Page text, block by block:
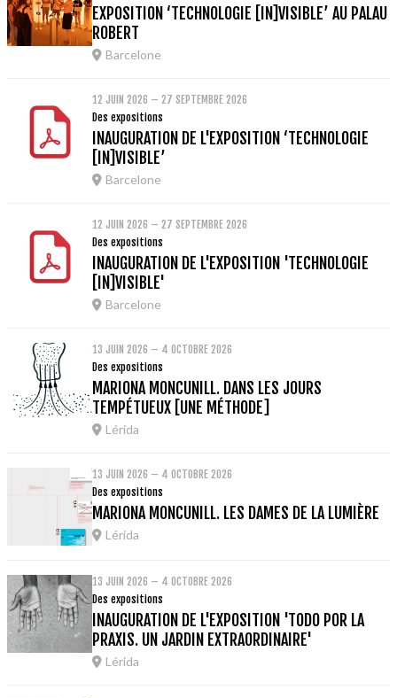
EXPOSITION ‘TECHNOLOGIE [IN]VISIBLE’ AU PALAU
ROBERT
Barcelone
12 JUIN 2026 – 27 SEPTEMBRE 2026
Des expositions
INAUGURATION DE L'EXPOSITION ‘TECHNOLOGIE
[IN]VISIBLE’
Barcelone
12 JUIN 2026 – 27 SEPTEMBRE 2026
Des expositions
INAUGURATION DE L'EXPOSITION 'TECHNOLOGIE
[IN]VISIBLE'
Barcelone
13 JUIN 2026 – 4 OCTOBRE 2026
Des expositions
MARIONA MONCUNILL. DANS LES JOURS
TEMPÉTUEUX [UNE MÉTHODE]
Lérida
13 JUIN 2026 – 4 OCTOBRE 2026
Des expositions
MARIONA MONCUNILL. LES DAMES DE LA LUMIÈRE
Lérida
13 JUIN 2026 – 4 OCTOBRE 2026
Des expositions
INAUGURATION DE L'EXPOSITION 'TODO POR LA
PRAXIS. UN JARDIN EXTRAORDINAIRE'
Lérida